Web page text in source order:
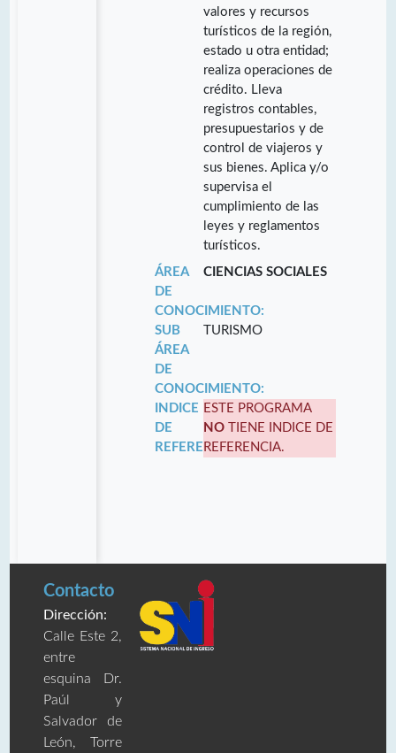
valores y recursos
turísticos de la región,
estado u otra entidad;
realiza operaciones de
crédito. Lleva
registros contables,
presupuestarios y de
control de viajeros y
sus bienes. Aplica y/o
supervisa el
cumplimiento de las
leyes y reglamentos
turísticos.
ÁREA
DE
CONOCIMIENTO:
CIENCIAS SOCIALES
SUB
ÁREA
DE
CONOCIMIENTO:
TURISMO
INDICE
DE
REFERENCIA:
ESTE PROGRAMA
NO TIENE INDICE DE
REFERENCIA.
Contacto
Dirección:
Calle Este 2,
entre
esquina Dr.
Paúl y
Salvador de
León, Torre